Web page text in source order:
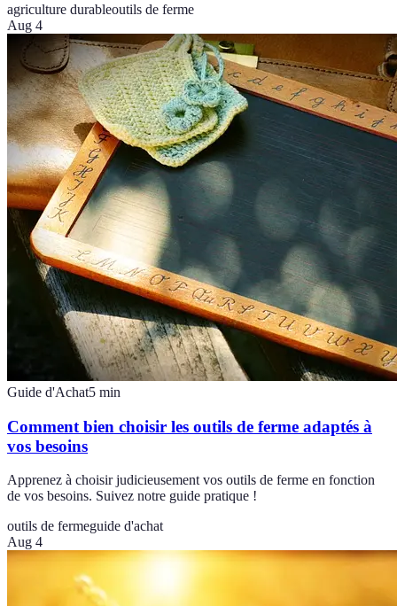
agriculture durableoutils de ferme
Aug 4
Guide d'Achat5 min
Comment bien choisir les outils de ferme adaptés à
vos besoins
Apprenez à choisir judicieusement vos outils de ferme en fonction
de vos besoins. Suivez notre guide pratique !
outils de fermeguide d'achat
Aug 4